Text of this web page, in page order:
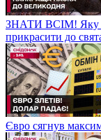
ЗНАТИ ВСІМ! Яку
прикрасити до
Євро сягнув